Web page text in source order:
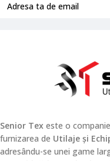
Senior Tex este o
furnizarea de Utilaje și
adresându-se unei game